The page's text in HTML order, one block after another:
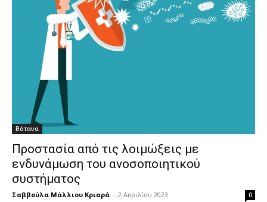
Βότανα
Προστασία από τις λοιμώξεις με
ενδυνάμωση του ανοσοποιητικού
συστήματος
Σαββούλα Μάλλιου Κριαρά - 2 Απριλίου 2023 0